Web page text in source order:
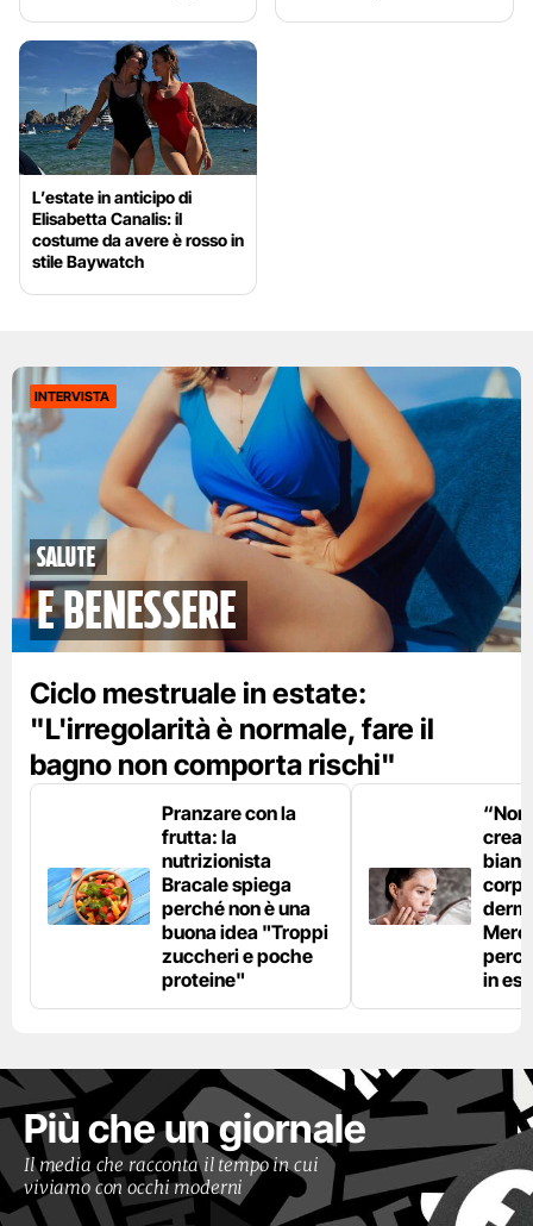
L’estate in anticipo di
Elisabetta Canalis: il
costume da avere è rosso in
stile Baywatch
INTERVISTA
Salute
e benessere
Ciclo mestruale in estate:
"L'irregolarità è normale, fare il
bagno non comporta rischi"
Pranzare con la
frutta: la
nutrizionista
Bracale spiega
perché non è una
buona idea "Troppi
zuccheri e poche
proteine"
“Non
in
Più che un giornale
Il media che racconta il tempo in cui
viviamo con occhi moderni